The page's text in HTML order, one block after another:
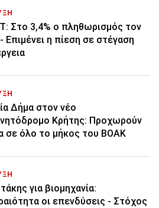
Στο 3,4% ο πληθωρισμός τον
- Επιμένει η πίεση σε στέγαση
Δήμα στον νέο
Κρήτης: Προχωρούν
σε όλο το μήκος του ΒΟΑΚ
για βιομηχανία:
οι επενδύσεις - Στόχος